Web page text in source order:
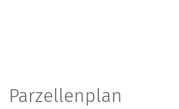
Parzellenplan